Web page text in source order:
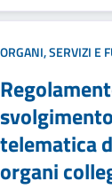
ORGANI, SERVIZI E
telematica
organi